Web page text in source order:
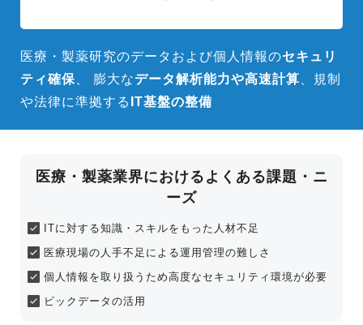
医療・製薬研究のデータおよび個人情報のセキュリ
ティ確保
膨大なデータ解析能力や高速計算 、規制
や法律に準拠する IT基盤の整備
医療・製薬業界におけるよくある課題・ニ
ーズ
ITに対する知識・スキルをもった人材不足
医療現場の人手不足による運用管理の難しさ
個人情報を取り扱うため高度なセキュリティ環境が必要
ビックデータの活用